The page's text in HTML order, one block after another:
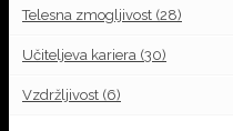
Telesna zmogljivost (28)
Učiteljeva kariera (30)
Vzdržljivost (6)